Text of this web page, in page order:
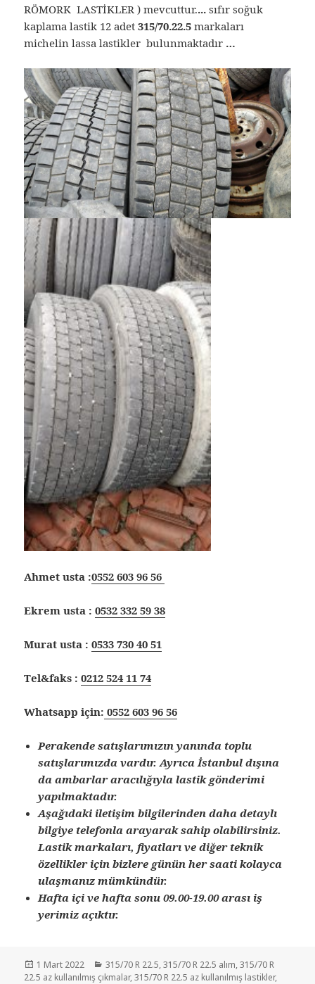
RÖMORK LASTİKLER ) mevcuttur....sıfır soğuk
kaplama lastik 12 adet315/70.22.5 markaları
michelin lassa lastikler bulunmaktadır …
Ahmet usta :0552 603 96 56
Ekrem usta :0532 332 59 38
Murat usta :0533 730 40 51
Tel&faks :0212 524 11 74
Whatsapp için: 0552 603 96 56
Perakende satışlarımızın yanında toplu
satışlarımızda vardır. Ayrıca İstanbul dışına
da ambarlar aracılığıyla lastik gönderimi
yapılmaktadır.
Aşağıdaki iletişim bilgilerinden daha detaylı
bilgiye telefonla arayarak sahip olabilirsiniz.
Lastik markaları, fiyatları ve diğer teknik
özellikler için bizlere günün her saati kolayca
ulaşmanız mümkündür.
Hafta içi ve hafta sonu 09.00-19.00 arası iş
yerimiz açıktır.
Yayın
tarihi
1 Mart 2022 Kategoriler
315/70 R 22.5,315/70 R 22.5 alım,315/70 R
22.5 az kullanılmış çıkmalar,315/70 R 22.5 az kullanılmış lastikler,